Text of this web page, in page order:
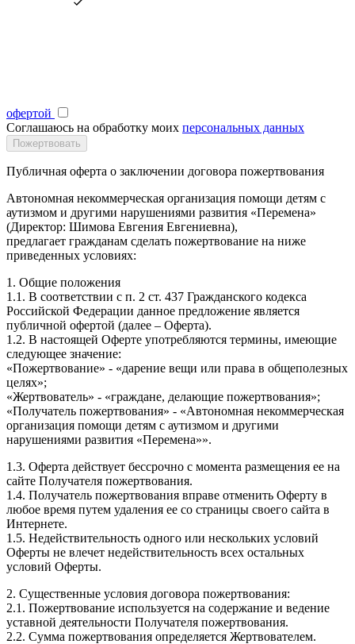
офертой
Соглашаюсь на обработку моих персональных данных
Публичная оферта о заключении договора пожертвования
Автономная некоммерческая организация помощи детям с
аутизмом и другими нарушениями развития «Перемена»
(Директор: Шимова Евгения Евгениевна),
предлагает гражданам сделать пожертвование на ниже
приведенных условиях:
1. Общие положения
1.1. В соответствии с п. 2 ст. 437 Гражданского кодекса
Российской Федерации данное предложение является
публичной офертой (далее – Оферта).
1.2. В настоящей Оферте употребляются термины, имеющие
следующее значение:
«Пожертвование» - «дарение вещи или права в общеполезных
целях»;
«Жертвователь» - «граждане, делающие пожертвования»;
«Получатель пожертвования» - «Автономная некоммерческая
организация помощи детям с аутизмом и другими
нарушениями развития «Перемена»».
1.3. Оферта действует бессрочно с момента размещения ее на
сайте Получателя пожертвования.
1.4. Получатель пожертвования вправе отменить Оферту в
любое время путем удаления ее со страницы своего сайта в
Интернете.
1.5. Недействительность одного или нескольких условий
Оферты не влечет недействительность всех остальных
условий Оферты.
2. Существенные условия договора пожертвования:
2.1. Пожертвование используется на содержание и ведение
уставной деятельности Получателя пожертвования.
2.2. Сумма пожертвования определяется Жертвователем.